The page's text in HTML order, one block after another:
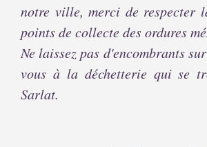
notre ville, merci de respecter
points de collecte des ordures
Ne laissez pas d'encombrants
vous à la déchetterie qui se
Sarlat.